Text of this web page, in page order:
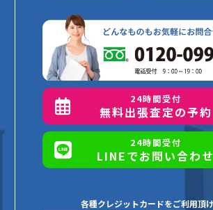
24時間受付
無料出張査定の予約
24時間受付
LINEでお問い合わせ
各種クレジットカードをご利用頂